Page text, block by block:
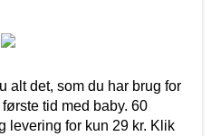
alt det, som du har brug for
tid med baby. 60
levering for kun 29 kr. Klik